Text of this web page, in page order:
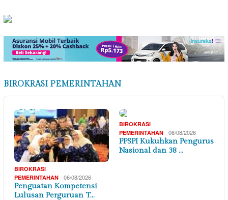
BIROKRASI PEMERINTAHAN
BIROKRASI
PEMERINTAHAN
06/08/2026
Penguatan Kompetensi
Lulusan Perguruan T…
BIROKRASI
PEMERINTAHAN
06/08/2026
PPSPI Kukuhkan Pengurus
Nasional dan 38 …